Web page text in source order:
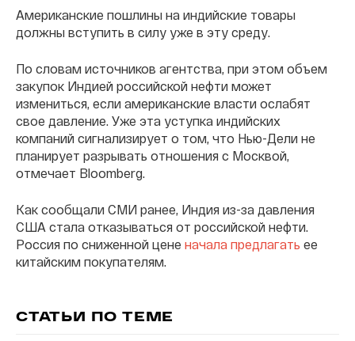
Американские пошлины на индийские товары
должны вступить в силу уже в эту среду.
По словам источников агентства, при этом объем
закупок Индией российской нефти может
измениться, если американские власти ослабят
свое давление. Уже эта уступка индийских
компаний сигнализирует о том, что Нью-Дели не
планирует разрывать отношения с Москвой,
отмечает Bloomberg.
Как сообщали СМИ ранее, Индия из-за давления
США стала отказываться от российской нефти.
Россия по сниженной цене начала предлагать ее
китайским покупателям.
СТАТЬИ ПО ТЕМЕ